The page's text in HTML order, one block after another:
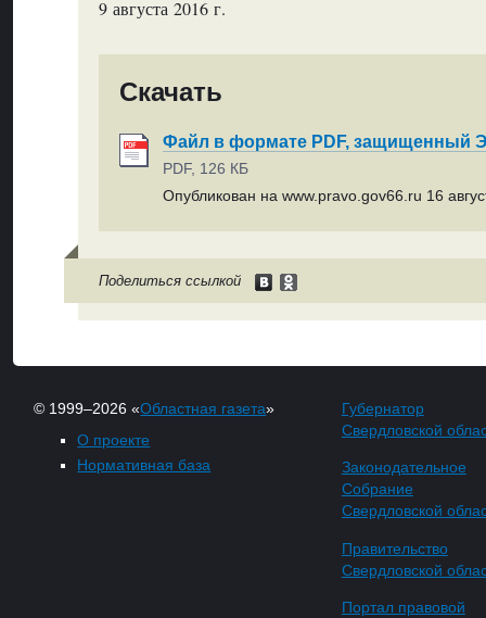
9 августа 2016 г.
Скачать
Файл в формате PDF, защищенный
PDF, 126 КБ
Опубликован на www.pravo.gov66.ru 16
Поделиться ссылкой
© 1999–2026 «Областная газета»
О проекте
Нормативная база
Губернатор
Свердловской
Законодательное
Собрание
Свердловской
Правительство
Свердловской
Портал правовой